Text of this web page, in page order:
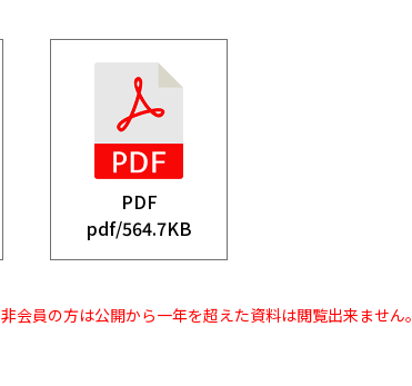
PDF
pdf/564.7KB
非会員の方は公開から一年を超えた資料は閲覧出来ません。